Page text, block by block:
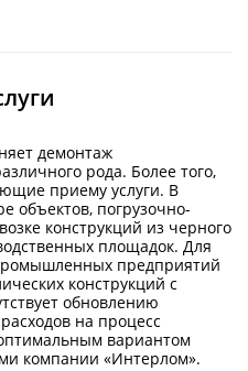
демонтаж
рода. Более того,
приему услуги. В
объектов, погрузочно-
конструкций из черного
площадок. Для
предприятий
конструкций с
обновлению
на процесс
вариантом
компании «Интерлом».